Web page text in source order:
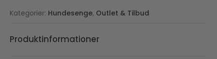
Kategorier: Hundesenge, Outlet & Tilbud
Produktinformationer